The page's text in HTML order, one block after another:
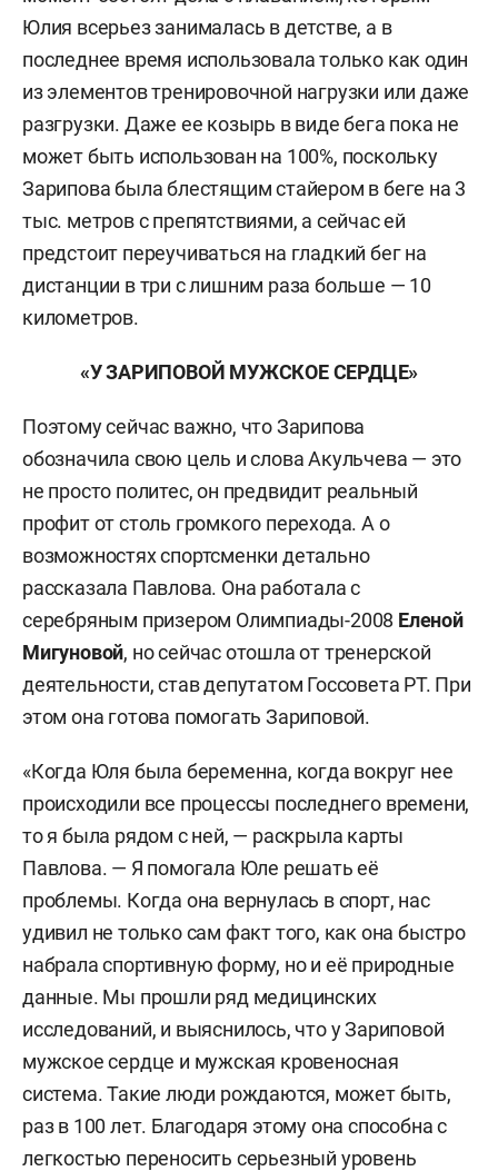
Юлия всерьез занималась в детстве, а в
последнее время использовала только как один
из элементов тренировочной нагрузки или даже
разгрузки. Даже ее козырь в виде бега пока не
может быть использован на 100%, поскольку
Зарипова была блестящим стайером в беге на 3
тыс. метров с препятствиями, а сейчас ей
предстоит переучиваться на гладкий бег на
дистанции в три с лишним раза больше — 10
километров.
«У ЗАРИПОВОЙ МУЖСКОЕ СЕРДЦЕ»
Поэтому сейчас важно, что Зарипова
обозначила свою цель и слова Акульчева — это
не просто политес, он предвидит реальный
профит от столь громкого перехода. А о
возможностях спортсменки детально
рассказала Павлова. Она работала с
серебряным призером Олимпиады-2008 Еленой
Мигуновой, но сейчас отошла от тренерской
деятельности, став депутатом Госсовета РТ. При
этом она готова помогать Зариповой.
«Когда Юля была беременна, когда вокруг нее
происходили все процессы последнего времени,
то я была рядом с ней, — раскрыла карты
Павлова. — Я помогала Юле решать её
проблемы. Когда она вернулась в спорт, нас
удивил не только сам факт того, как она быстро
набрала спортивную форму, но и её природные
данные. Мы прошли ряд медицинских
исследований, и выяснилось, что у Зариповой
мужское сердце и мужская кровеносная
система. Такие люди рождаются, может быть,
раз в 100 лет. Благодаря этому она способна с
легкостью переносить серьезный уровень